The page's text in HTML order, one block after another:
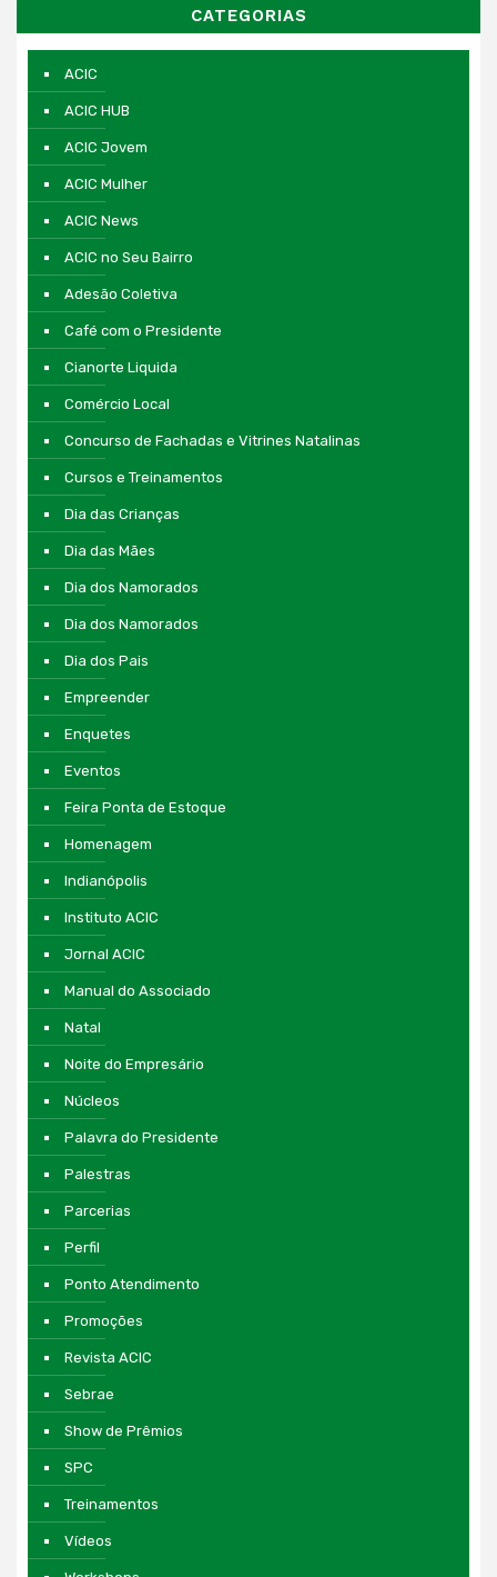
CATEGORIAS
ACIC
ACIC HUB
ACIC Jovem
ACIC Mulher
ACIC News
ACIC no Seu Bairro
Adesão Coletiva
Café com o Presidente
Cianorte Liquida
Comércio Local
Concurso de Fachadas e Vitrines Natalinas
Cursos e Treinamentos
Dia das Crianças
Dia das Mães
Dia dos Namorados
Dia dos Namorados
Dia dos Pais
Empreender
Enquetes
Eventos
Feira Ponta de Estoque
Homenagem
Indianópolis
Instituto ACIC
Jornal ACIC
Manual do Associado
Natal
Noite do Empresário
Núcleos
Palavra do Presidente
Palestras
Parcerias
Perfil
Ponto Atendimento
Promoções
Revista ACIC
Sebrae
Show de Prêmios
SPC
Treinamentos
Vídeos